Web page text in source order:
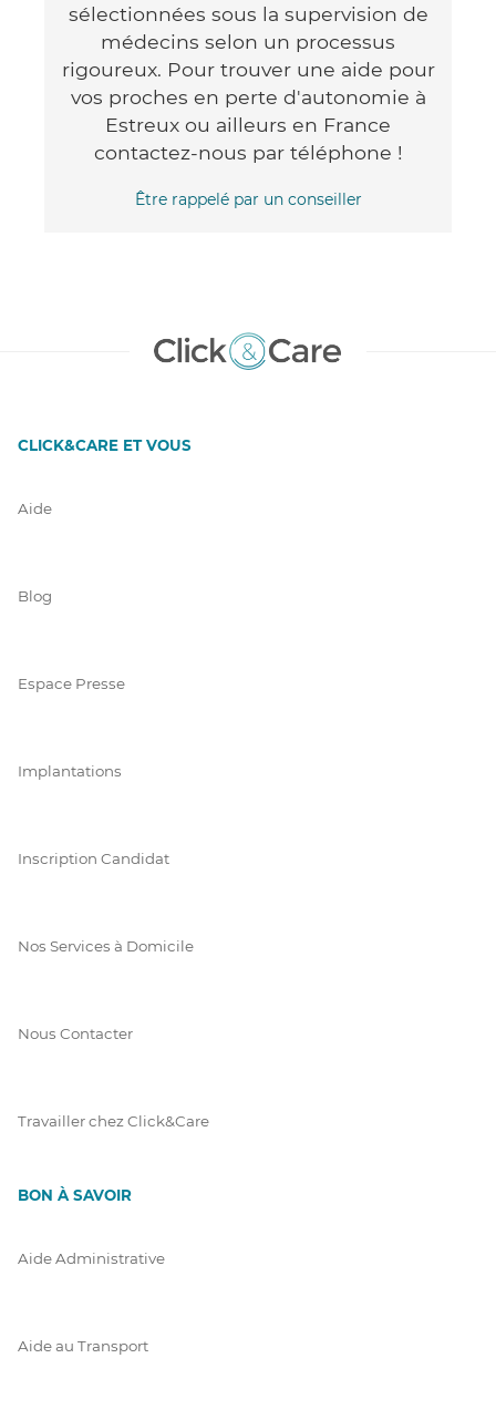
sélectionnées sous la supervision de
médecins selon un processus
rigoureux. Pour trouver une aide pour
vos proches en perte d'autonomie à
Estreux ou ailleurs en France
contactez-nous par téléphone !
Être rappelé par un conseiller
CLICK&CARE ET VOUS
Aide
Blog
Espace Presse
Implantations
Inscription Candidat
Nos Services à Domicile
Nous Contacter
Travailler chez Click&Care
BON À SAVOIR
Aide Administrative
Aide au Transport